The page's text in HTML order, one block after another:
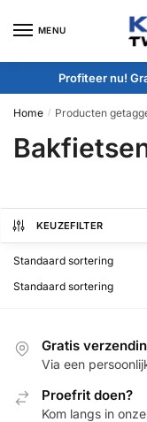
MENU
Profiteer nu!
Home / Producten
KEUZEFILTER
Gratis
Via een
Proefrit doen?
Kom langs in